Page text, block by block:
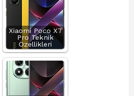
Xiaomi Poco X7
Pro Teknik
Özellikleri